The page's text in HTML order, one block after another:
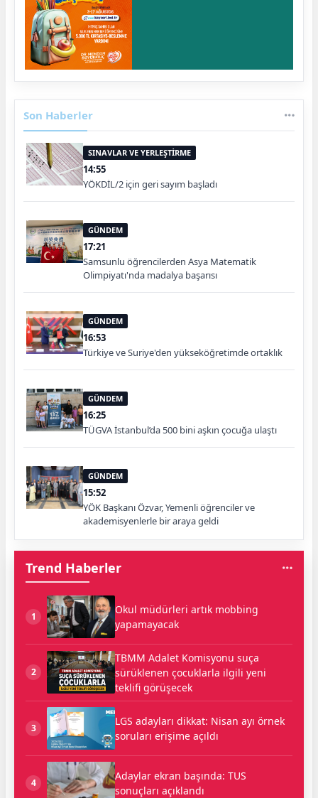
Son Haberler
SINAVLAR VE YERLEŞTİRME
14:55
YÖKDİL/2 için geri sayım başladı
GÜNDEM
17:21
Samsunlu öğrencilerden Asya Matematik
Olimpiyatı'nda madalya başarısı
GÜNDEM
16:53
Türkiye ve Suriye'den yükseköğretimde ortaklık
GÜNDEM
16:25
TÜGVA İstanbul’da 500 bini aşkın çocuğa ulaştı
GÜNDEM
15:52
YÖK Başkanı Özvar, Yemenli öğrenciler ve
akademisyenlerle bir araya geldi
Trend Haberler
1
Okul müdürleri artık mobbing
yapamayacak
2
TBMM Adalet Komisyonu suça
sürüklenen çocuklarla ilgili yeni
teklifi görüşecek
3
LGS adayları dikkat: Nisan ayı örnek
soruları erişime açıldı
4
Adaylar ekran başında: TUS
sonuçları açıklandı